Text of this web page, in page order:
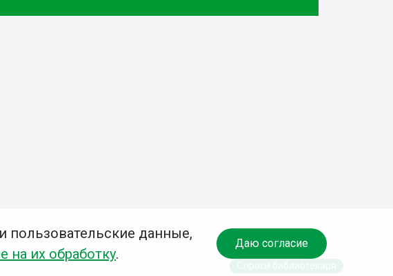
пользовательские данные,
на их обработку.
Даю согласие
Спроси библиотекаря